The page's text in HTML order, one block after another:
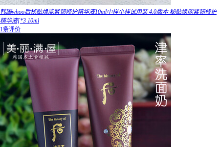
韩国whoo后秘贴焕能紧韧修护精华液10ml中样小样试用装 4.0版本 秘贴焕能紧韧修护
精华液[*3 10ml
1条评价